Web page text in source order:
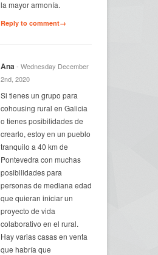
la mayor armonía.
Reply to comment→
Ana- Wednesday December
2nd, 2020
Si tienes un grupo para
cohousing rural en Galicia
o tienes posibilidades de
crearlo, estoy en un pueblo
tranquilo a 40 km de
Pontevedra con muchas
posibilidades para
personas de mediana edad
que quieran iniciar un
proyecto de vida
colaborativo en el rural.
Hay varias casas en venta
que habría que